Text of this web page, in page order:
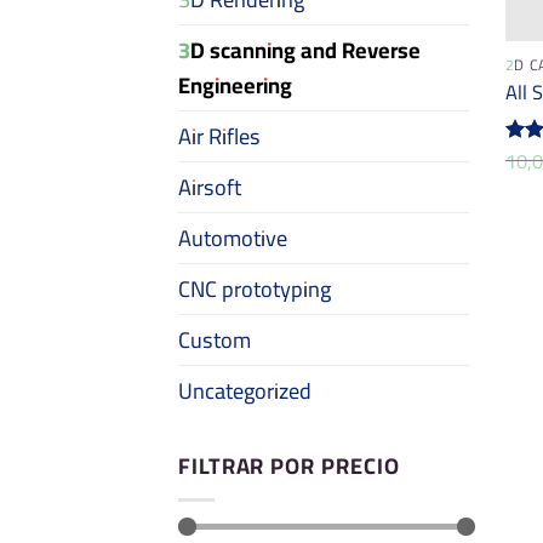
3D scanning and Reverse
Engineering
Air Rifles
Airsoft
Automotive
CNC prototyping
Custom
Uncategorized
FILTRAR POR PRECIO
2D
All
con